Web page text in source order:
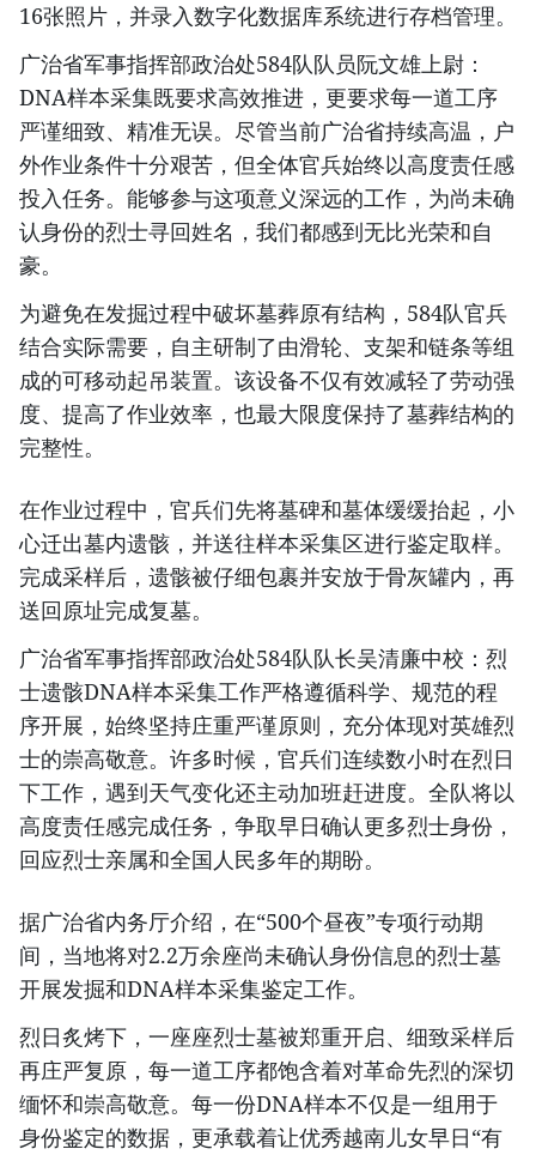
16张照片，并录入数字化数据库系统进行存档管理。
广治省军事指挥部政治处584队队员阮文雄上尉：
DNA样本采集既要求高效推进，更要求每一道工序
严谨细致、精准无误。尽管当前广治省持续高温，户
外作业条件十分艰苦，但全体官兵始终以高度责任感
投入任务。能够参与这项意义深远的工作，为尚未确
认身份的烈士寻回姓名，我们都感到无比光荣和自
豪。
为避免在发掘过程中破坏墓葬原有结构，584队官兵
结合实际需要，自主研制了由滑轮、支架和链条等组
成的可移动起吊装置。该设备不仅有效减轻了劳动强
度、提高了作业效率，也最大限度保持了墓葬结构的
完整性。
在作业过程中，官兵们先将墓碑和墓体缓缓抬起，小
心迁出墓内遗骸，并送往样本采集区进行鉴定取样。
完成采样后，遗骸被仔细包裹并安放于骨灰罐内，再
送回原址完成复墓。
广治省军事指挥部政治处584队队长吴清廉中校：烈
士遗骸DNA样本采集工作严格遵循科学、规范的程
序开展，始终坚持庄重严谨原则，充分体现对英雄烈
士的崇高敬意。许多时候，官兵们连续数小时在烈日
下工作，遇到天气变化还主动加班赶进度。全队将以
高度责任感完成任务，争取早日确认更多烈士身份，
回应烈士亲属和全国人民多年的期盼。
据广治省内务厅介绍，在“500个昼夜”专项行动期
间，当地将对2.2万余座尚未确认身份信息的烈士墓
开展发掘和DNA样本采集鉴定工作。
烈日炙烤下，一座座烈士墓被郑重开启、细致采样后
再庄严复原，每一道工序都饱含着对革命先烈的深切
缅怀和崇高敬意。每一份DNA样本不仅是一组用于
身份鉴定的数据，更承载着让优秀越南儿女早日“有